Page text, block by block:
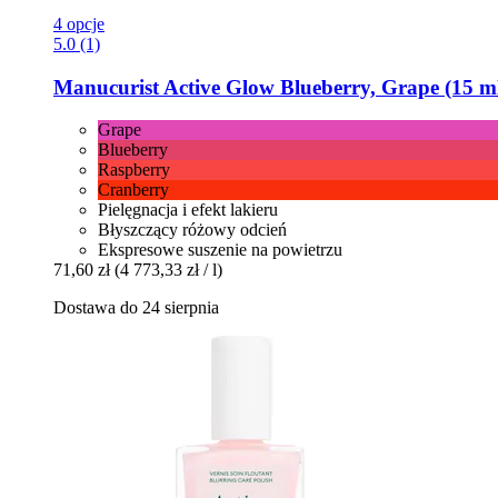
4 opcje
5.0 (1)
Manucurist Active Glow Blueberry, Grape (15
Grape
Blueberry
Raspberry
Cranberry
Pielęgnacja i efekt lakieru
Błyszczący różowy odcień
Ekspresowe suszenie na powietrzu
71,60 zł (4 773,33 zł / l)
Dostawa do 24 sierpnia